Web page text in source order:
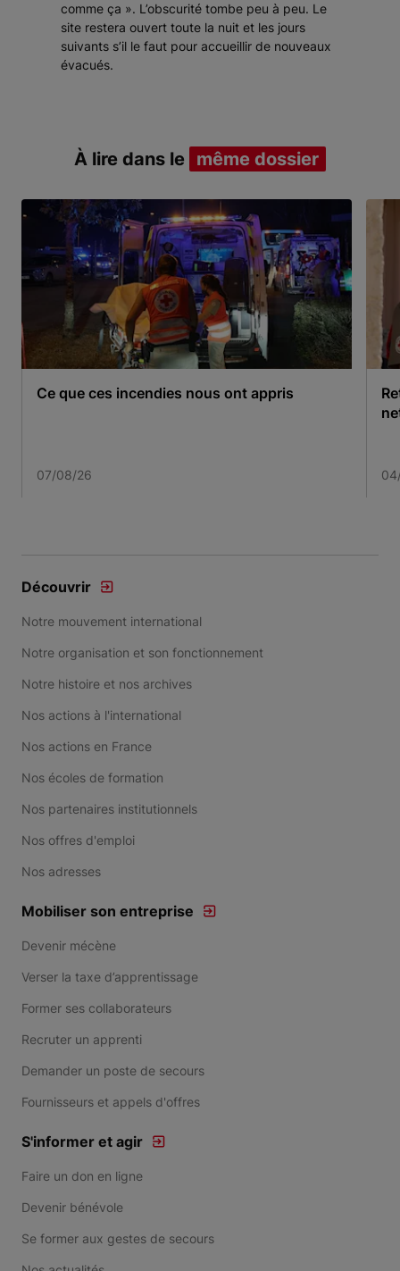
comme ça ». L’obscurité tombe peu à peu. Le
site restera ouvert toute la nuit et les jours
suivants s’il le faut pour accueillir de nouveaux
évacués.
À lire dans le même dossier
Ce que ces incendies nous ont appris
07/08/26
Découvrir
Notre mouvement international
Notre organisation et son fonctionnement
Notre histoire et nos archives
Nos actions à l'international
Nos actions en France
Nos écoles de formation
Nos partenaires institutionnels
Nos offres d'emploi
Nos adresses
Mobiliser son entreprise
Devenir mécène
Verser la taxe d’apprentissage
Former ses collaborateurs
Recruter un apprenti
Demander un poste de secours
Fournisseurs et appels d'offres
S'informer et agir
Faire un don en ligne
Devenir bénévole
Se former aux gestes de secours